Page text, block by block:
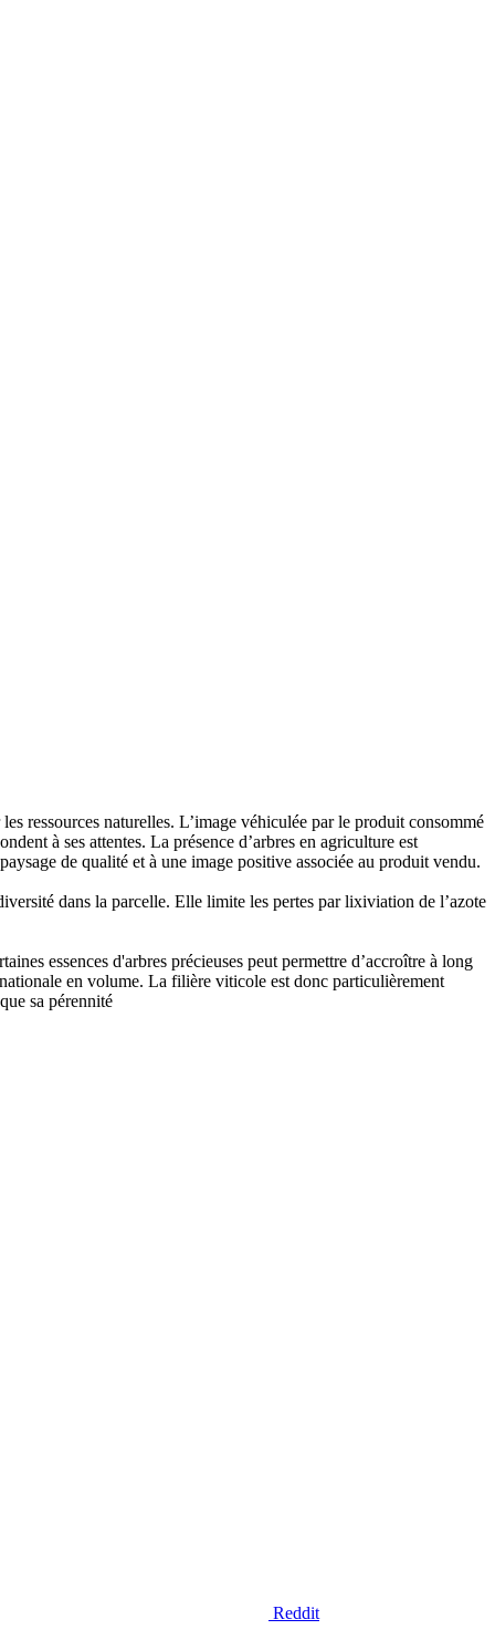
ressources naturelles. L’image véhiculée par le produit consommé
à ses attentes. La présence d’arbres en agriculture est
de qualité et à une image positive associée au produit vendu.
dans la parcelle. Elle limite les pertes par lixiviation de l’azote
essences d'arbres précieuses peut permettre d’accroître à long
en volume. La filière viticole est donc particulièrement
sa pérennité
Reddit